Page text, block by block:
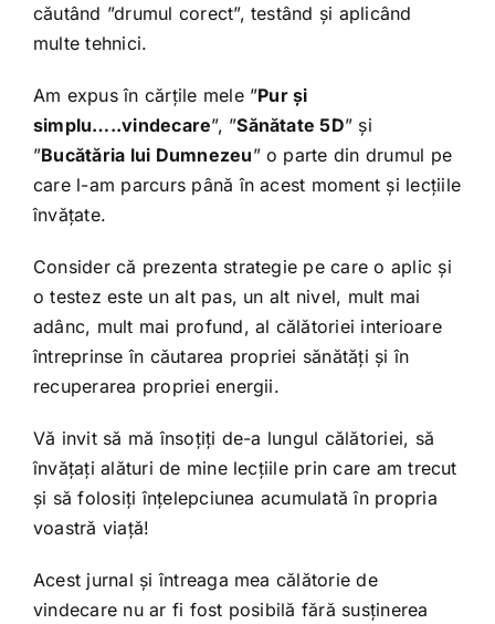
căutând ”drumul corect”, testând și aplicând
multe tehnici.
Am expus în cărțile mele ”Pur și
simplu…..vindecare”, ”Sănătate 5D” și
”Bucătăria lui Dumnezeu” o parte din drumul pe
care l-am parcurs până în acest moment și lecțiile
învățate.
Consider că prezenta strategie pe care o aplic și
o testez este un alt pas, un alt nivel, mult mai
adânc, mult mai profund, al călătoriei interioare
întreprinse în căutarea propriei sănătăți și în
recuperarea propriei energii.
Vă invit să mă însoțiți de-a lungul călătoriei, să
învățați alături de mine lecțiile prin care am trecut
și să folosiți înțelepciunea acumulată în propria
voastră viață!
Acest jurnal și întreaga mea călătorie de
vindecare nu ar fi fost posibilă fără susținerea